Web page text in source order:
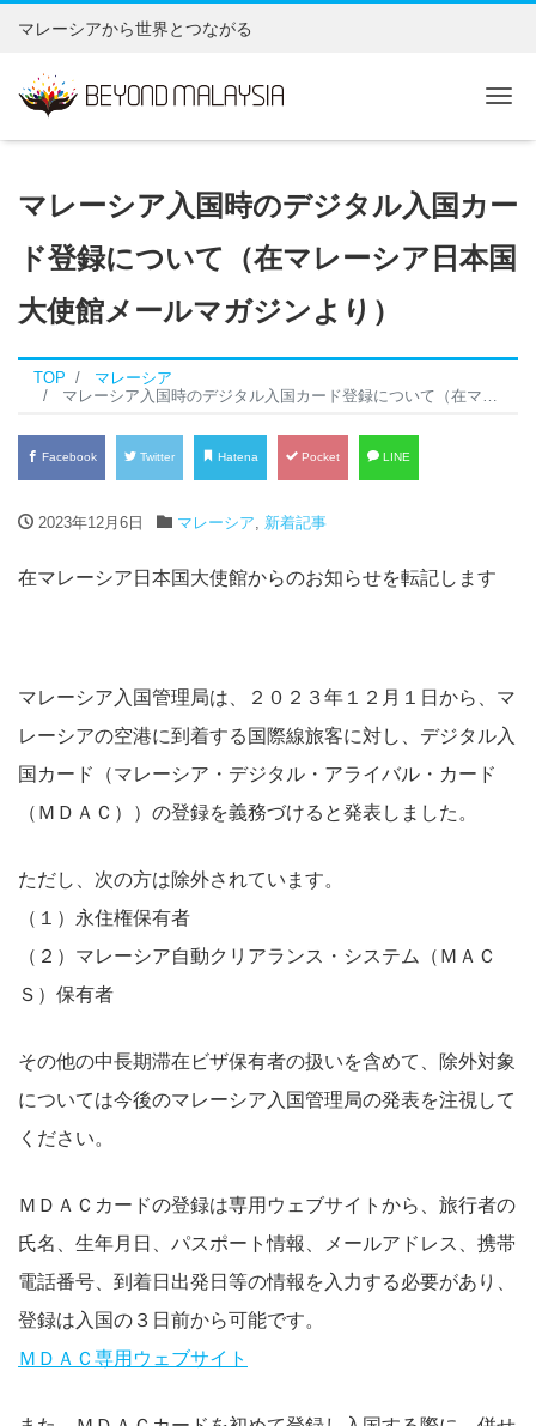
マレーシアから世界とつながる
マレーシア入国時のデジタル入国カー
ド登録について（在マレーシア日本国
大使館メールマガジンより）
TOP
マレーシア
マレーシア入国時のデジタル入国カード登録について（在マレーシア日本国大使館メールマガジンより）
Facebook Twitter Hatena Pocket LINE
2023年12月6日 マレーシア, 新着記事
在マレーシア日本国大使館からのお知らせを転記します
マレーシア入国管理局は、２０２３年１２月１日から、マ
レーシアの空港に到着する国際線旅客に対し、デジタル入
国カード（マレーシア・デジタル・アライバル・カード
（ＭＤＡＣ））の登録を義務づけると発表しました。
ただし、次の方は除外されています。
（１）永住権保有者
（２）マレーシア自動クリアランス・システム（ＭＡＣ
Ｓ）保有者
その他の中長期滞在ビザ保有者の扱いを含めて、除外対象
については今後のマレーシア入国管理局の発表を注視して
ください。
ＭＤＡＣカードの登録は専用ウェブサイトから、旅行者の
氏名、生年月日、パスポート情報、メールアドレス、携帯
電話番号、到着日出発日等の情報を入力する必要があり、
登録は入国の３日前から可能です。
ＭＤＡＣ専用ウェブサイト